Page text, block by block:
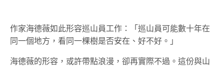
作家海德薇如此形容巡山員工作：「巡山員可能數十年在
同一個地方，看同一棵樹是否安在、好不好。」
海德薇的形容，或許帶點浪漫，卻再實際不過。這份與山